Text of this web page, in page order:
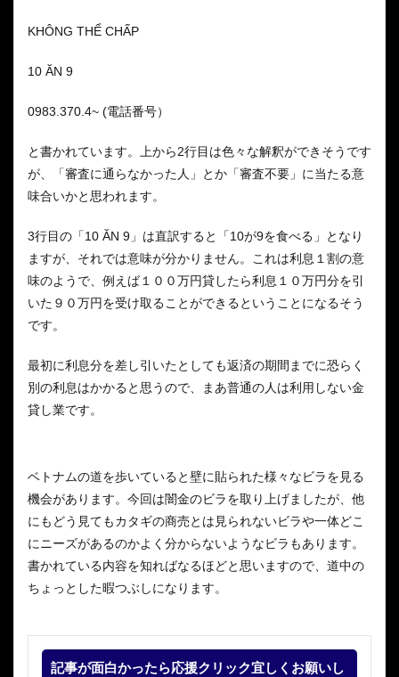
KHÔNG THỂ CHẤP
10 ĂN 9
0983.370.4~ (電話番号）
と書かれています。上から2行目は色々な解釈ができそうです
が、「審査に通らなかった人」とか「審査不要」に当たる意
味合いかと思われます。
3行目の「10 ĂN 9」は直訳すると「10が9を食べる」となり
ますが、それでは意味が分かりません。これは利息１割の意
味のようで、例えば１００万円貸したら利息１０万円分を引
いた９０万円を受け取ることができるということになるそう
です。
最初に利息分を差し引いたとしても返済の期間までに恐らく
別の利息はかかると思うので、まあ普通の人は利用しない金
貸し業です。
ベトナムの道を歩いていると壁に貼られた様々なビラを見る
機会があります。今回は闇金のビラを取り上げましたが、他
にもどう見てもカタギの商売とは見られないビラや一体どこ
にニーズがあるのかよく分からないようなビラもあります。
書かれている内容を知ればなるほどと思いますので、道中の
ちょっとした暇つぶしになります。
記事が面白かったら応援クリック宜しくお願いし